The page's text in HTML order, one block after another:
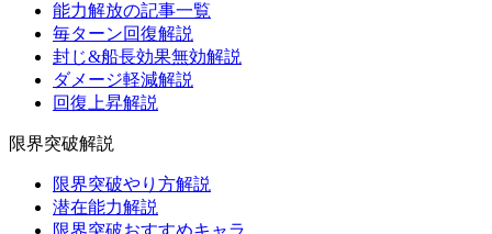
能力解放の記事一覧
毎ターン回復解説
封じ&船長効果無効解説
ダメージ軽減解説
回復上昇解説
限界突破解説
限界突破やり方解説
潜在能力解説
限界突破おすすめキャラ